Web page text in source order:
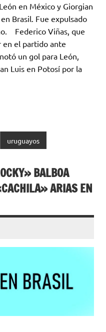
en México y Giorgian
Brasil. Fue expulsado
Federico Viñas, que
en el partido ante
un gol para León,
Luis en Potosí por la
uruguayos
BALBOA
ARIAS EN